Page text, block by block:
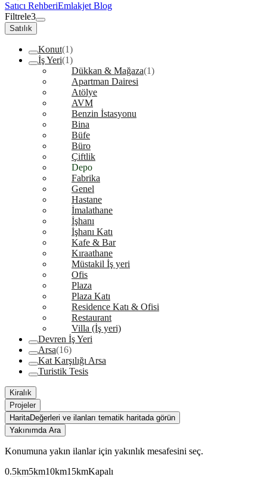
Satıcı RehberiEmlakjet Blog
Filtrele3
Satılık
Konut(1)
İş Yeri(1)
Dükkan & Mağaza(1)
Apartman Dairesi
Atölye
AVM
Benzin İstasyonu
Bina
Büfe
Büro
Çiftlik
Depo
Fabrika
Genel
Hastane
İmalathane
İşhanı
İşhanı Katı
Kafe & Bar
Kıraathane
Müstakil İş yeri
Ofis
Plaza
Plaza Katı
Residence Katı & Ofisi
Restaurant
Villa (İş yeri)
Devren İş Yeri
Arsa(16)
Kat Karşılığı Arsa
Turistik Tesis
Kiralık
Projeler
HaritaDeğerleri ve ilanları tematik haritada görün
Yakınımda Ara
Konumuna yakın ilanlar için yakınlık mesafesini seç.
0.5km5km10km15kmKapalı